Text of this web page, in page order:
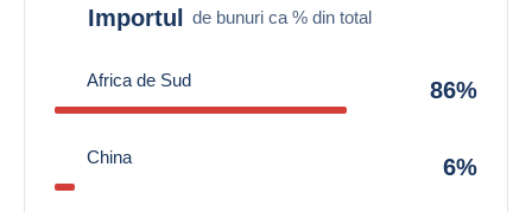
Importul de bunuri ca % din total
Africa de Sud 86%
China 6%